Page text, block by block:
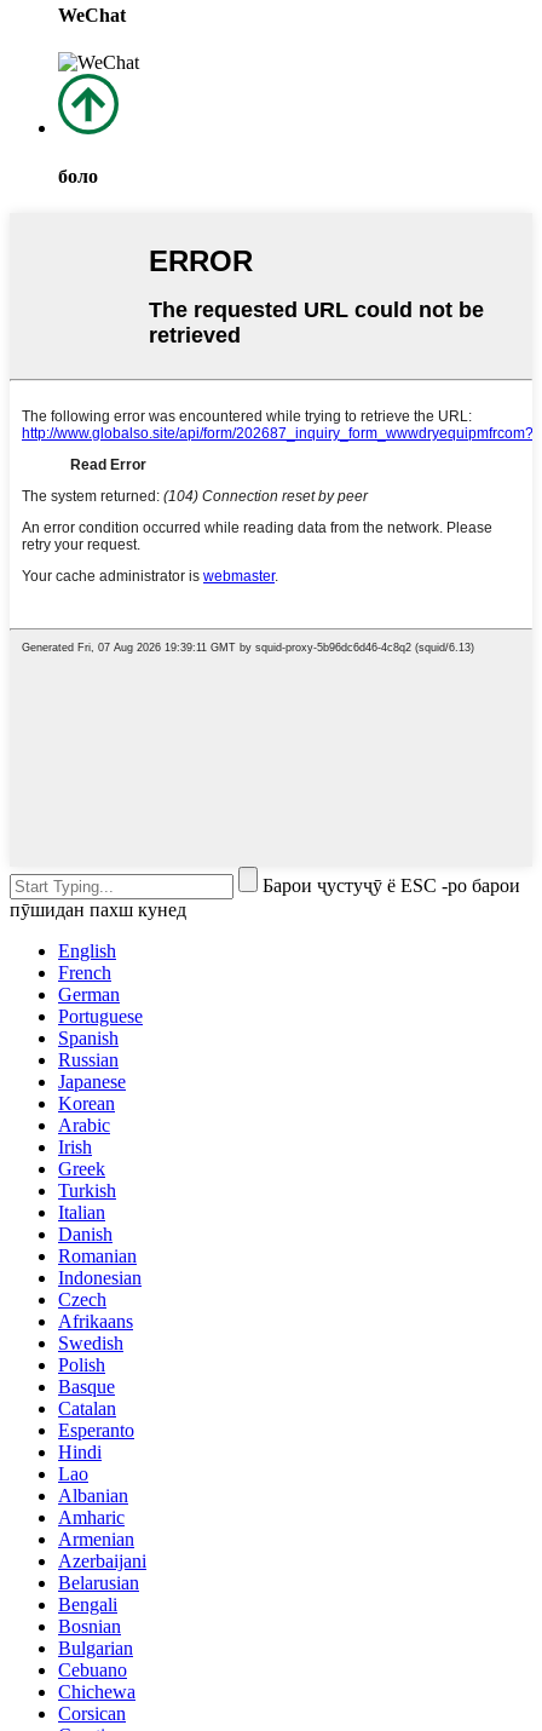
WeChat
боло
Барои ҷустуҷӯ ё ESC -ро барои
пӯшидан пахш кунед
English
French
German
Portuguese
Spanish
Russian
Japanese
Korean
Arabic
Irish
Greek
Turkish
Italian
Danish
Romanian
Indonesian
Czech
Afrikaans
Swedish
Polish
Basque
Catalan
Esperanto
Hindi
Lao
Albanian
Amharic
Armenian
Azerbaijani
Belarusian
Bengali
Bosnian
Bulgarian
Cebuano
Chichewa
Corsican